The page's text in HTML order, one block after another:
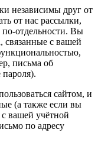
независимы друг от
от нас рассылки,
по-отдельности. Вы
связанные с вашей
письма об
пароля).
сайтом, и
(а также если вы
вашей учётной
по адресу